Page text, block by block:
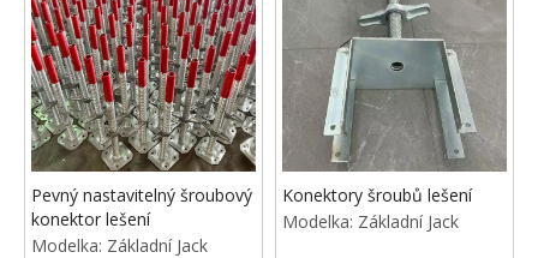
Pevný nastavitelný šroubový
konektor lešení
Modelka: Základní Jack
Konektory šroubů lešení
Modelka: Základní Jack